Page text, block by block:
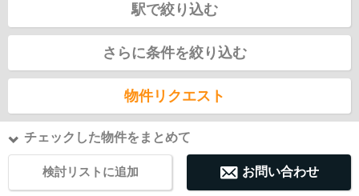
駅で絞り込む
さらに条件を絞り込む
物件リクエスト
チェックした物件をまとめて
検討リストに追加 お問い合わせ